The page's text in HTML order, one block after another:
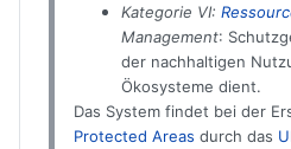
Kategorie VI:
Management:
der nachhaltigen
Ökosysteme dient.
Das System findet bei der
Protected Areas durch das